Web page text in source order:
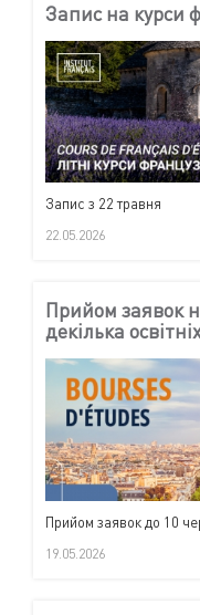
Запис на курси
Запис з 22 травня
22.05.2026
Прийом заявок
декілька
Прийом заявок до 10
19.05.2026